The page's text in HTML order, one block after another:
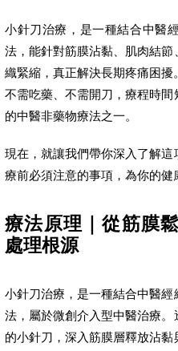
小針刀治療，是一種結合中醫
法，能針對筋膜沾黏、肌肉結
織緊縮，真正解決長期疼痛困擾。
不需吃藥、不需開刀，療程時
的中醫非藥物療法之一。
現在，就讓我們帶你深入了解
療前必須注意的事項，為你的健
療法原理｜從筋膜
處理根源
小針刀治療，是一種結合中醫
法，屬於微創介入型中醫治療
的小針刀，深入筋膜層釋放沾